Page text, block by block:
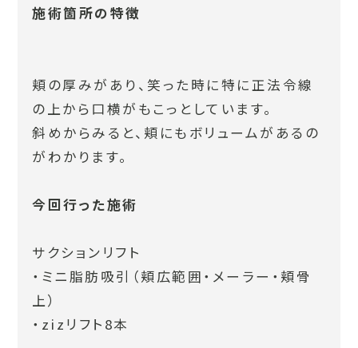
施術箇所の特徴
頬の厚みがあり、笑った時に特に正法令線
の上から口横がもこっとしています。
斜めからみると、頬にもボリュームがあるの
がわかります。
今回行った施術
サクションリフト
・ミニ脂肪吸引（頬広範囲・メーラー・頬骨
上）
・zizリフト8本